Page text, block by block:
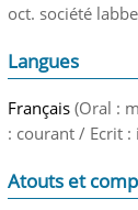
oct. société
Langues
Français (Oral :
: courant / Ecrit
Atouts et